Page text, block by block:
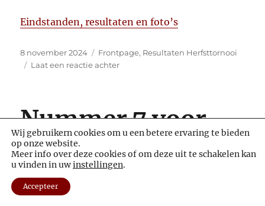
Eindstanden, resultaten en foto’s
Gepubliceerd
op
8 november 2024 Categorieën
Frontpage, Resultaten Herfsttornooi
Laat een reactie achterop
25e
herfsttornooi
Nummer 7 voor
Lowie
De clubcompetitie van dit seizoen zit er weer op
Wij gebruikern cookies om u een betere ervaring te bieden
op onze website.
Meer info over deze cookies of om deze uit te schakelen kan
u vinden in uwinstellingen.
Accepteer